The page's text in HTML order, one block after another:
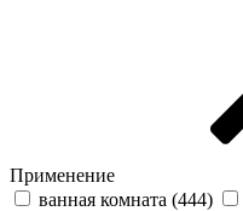
Применение
ванная комната (444)